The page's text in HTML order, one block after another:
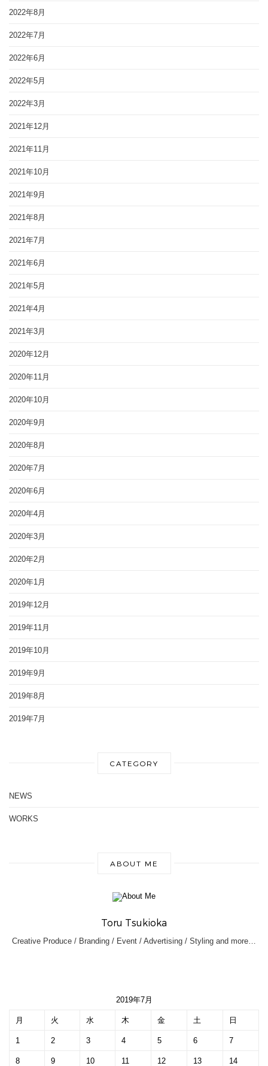
2022年8月
2022年7月
2022年6月
2022年5月
2022年3月
2021年12月
2021年11月
2021年10月
2021年9月
2021年8月
2021年7月
2021年6月
2021年5月
2021年4月
2021年3月
2020年12月
2020年11月
2020年10月
2020年9月
2020年8月
2020年7月
2020年6月
2020年4月
2020年3月
2020年2月
2020年1月
2019年12月
2019年11月
2019年10月
2019年9月
2019年8月
2019年7月
CATEGORY
NEWS
WORKS
ABOUT ME
Toru Tsukioka
Creative Produce / Branding / Event / Advertising / Styling and more…
2019年7月
月 火 水 木 金 土 日
1 2 3 4 5 6 7
8 9 10 11 12 13 14